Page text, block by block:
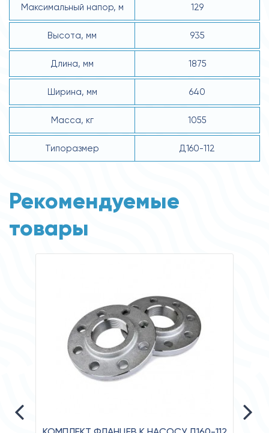
Максимальный напор, м 129
Высота, мм 935
Длина, мм 1875
Ширина, мм 640
Масса, кг 1055
Типоразмер Д160-112
Рекомендуемые
товары